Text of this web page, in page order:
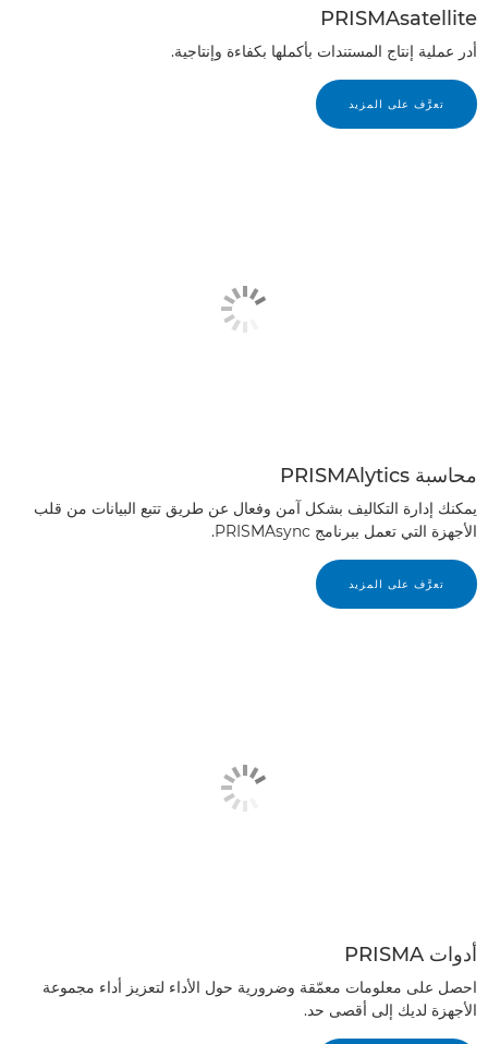
PRISMAsatellite
أدر عملية إنتاج المستندات بأكملها بكفاءة وإنتاجية.
تعرَّف على المزيد
محاسبة PRISMAlytics
يمكنك إدارة التكاليف بشكل آمن وفعال عن طريق تتبع البيانات من قلب
الأجهزة التي تعمل ببرنامج PRISMAsync.
تعرَّف على المزيد
أدوات PRISMA
احصل على معلومات معمّقة وضرورية حول الأداء لتعزيز أداء مجموعة
الأجهزة لديك إلى أقصى حد.